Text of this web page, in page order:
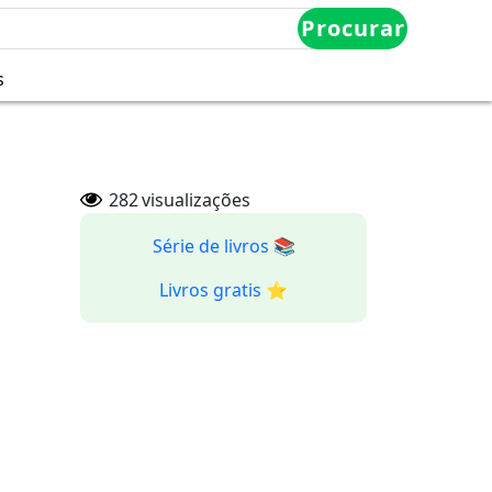
Procurar
282visualizações
Série de livros 📚
Livros gratis ⭐️